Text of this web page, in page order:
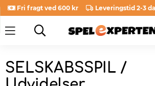
Fri fragt ved 600 kr Leveringstid 2-3
SELSKABSSPIL /